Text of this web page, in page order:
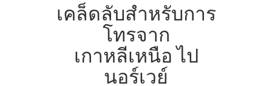
เคล็ดลับสำหรับการ
โทรจาก
เกาหลีเหนือ ไป
นอร์เวย์